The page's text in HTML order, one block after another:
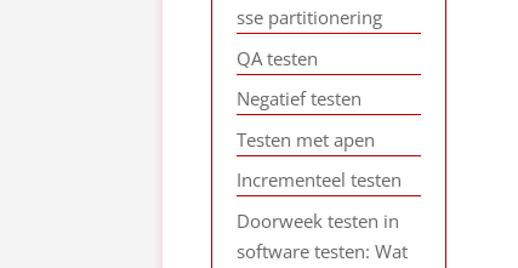
sse partitionering
QA testen
Negatief testen
Testen met apen
Incrementeel testen
Doorweek testen in
software testen: Wat